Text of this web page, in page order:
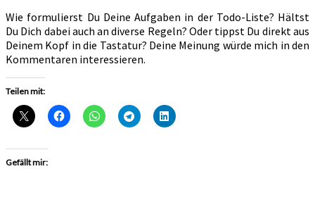
Wie formulierst Du Deine Aufgaben in der Todo-Liste? Hältst
Du Dich dabei auch an diverse Regeln? Oder tippst Du direkt aus
Deinem Kopf in die Tastatur? Deine Meinung würde mich in den
Kommentaren interessieren.
Teilen mit:
Gefällt mir: